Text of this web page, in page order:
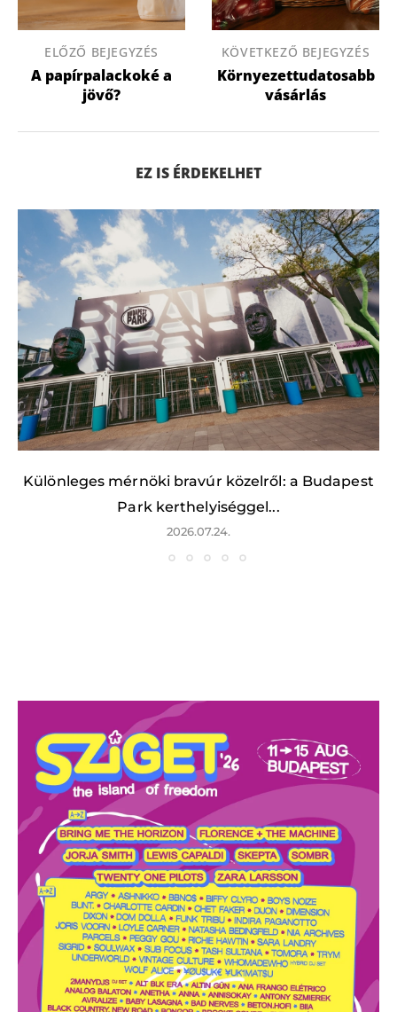
ELŐZŐ BEJEGYZÉS
A papírpalackoké a
jövő?
KÖVETKEZŐ BEJEGYZÉS
Környezettudatosabb
vásárlás
EZ IS ÉRDEKELHET
Különleges mérnöki bravúr közelről: a Budapest
Park kerthelyiséggel...
2026.07.24.